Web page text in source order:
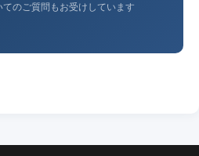
のご質問もお受けしています